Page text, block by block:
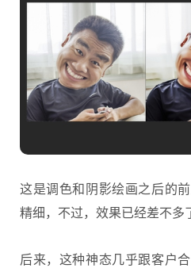
这是调色和阴影绘画之后的
精细，不过，效果已经差不多
后来，这种神态几乎跟客户